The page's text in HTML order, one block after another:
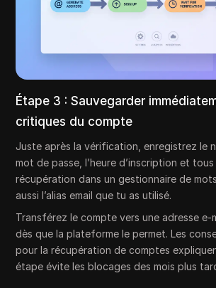
Étape 3 : Sauvegarder
critiques du compte
Juste après la vérification, enregistrez le
mot de passe, l’heure d’inscription et
récupération dans un gestionnaire de
aussi l’alias email que tu as utilisé.
Transférez le compte vers une adresse e-
dès que la plateforme le permet. Les
pour la récupération de comptes
étape évite les blocages des mois plus